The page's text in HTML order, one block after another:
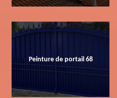
Peinture de portail 68